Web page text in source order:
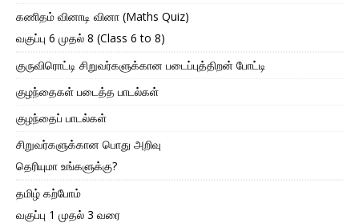
கணிதம் வினாடி வினா (Maths Quiz)
வகுப்பு 6 முதல் 8 (Class 6 to 8)
குருவிரொட்டி சிறுவர்களுக்கான படைப்புத்திறன் போட்டி
குழந்தைகள் படைத்த பாடல்கள்
குழந்தைப் பாடல்கள்
சிறுவர்களுக்கான பொது அறிவு
தெரியுமா உங்களுக்கு?
தமிழ் கற்போம்
வகுப்பு 1 முதல் 3 வரை